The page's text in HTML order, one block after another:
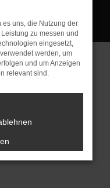
Straße 1 | DE-08223
| Webdesign by audaris.de
es uns, die Nutzung der
zu messen und
eingesetzt,
werden, um
und um Anzeigen
relevant sind.